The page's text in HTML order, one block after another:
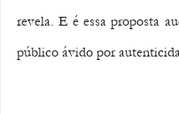
revela. E é essa proposta
público ávido por